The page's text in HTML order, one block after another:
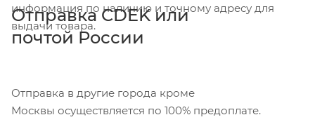
информация по наличию и точному адресу для
выдачи товара.
Отправка CDEK или
почтой России
Отправка в другие города кроме
Москвы осуществляется по 100% предоплате.